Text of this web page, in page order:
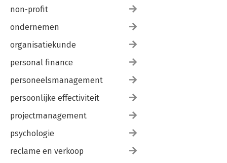
non-profit
ondernemen
organisatiekunde
personal finance
personeelsmanagement
persoonlijke effectiviteit
projectmanagement
psychologie
reclame en verkoop